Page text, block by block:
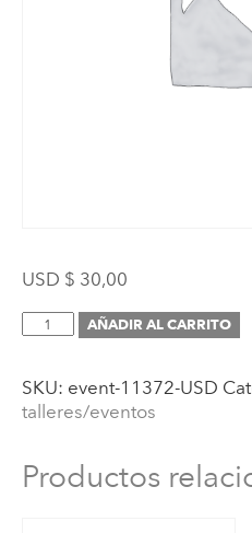
USD $ 30,00
Inscripción
Familias
4:
montessorianos
para
AÑADIR AL CARRITO
SKU: event-11372-USD
talleres/eventos
Productos